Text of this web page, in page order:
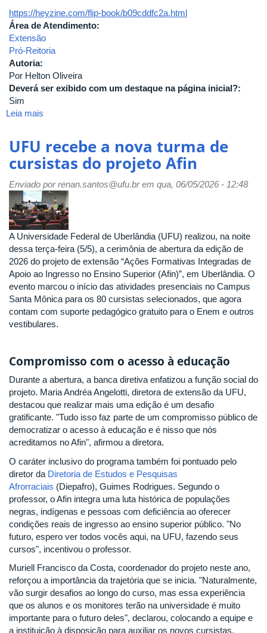
https://heyzine.com/flip-book/b09cddfc2a.html
Área de Atendimento:
Extensão
Pró-Reitoria
Autoria:
Por Helton Oliveira
Deverá ser exibido com um destaque na página inicial?:
Sim
Leia mais
de
Extensão
Cultura
lança
a
segunda
edição
do
Boletim
Conexões
UFU recebe a nova turma de
cursistas do projeto Afin
Enviado porrenan.santos@ufu.brem qua, 06/05/2026 - 12:48
A Universidade Federal de Uberlândia (UFU) realizou, na noite
dessa terça-feira (5/5), a cerimônia de abertura da edição de
2026 do projeto de extensão “Ações Formativas Integradas de
Apoio ao Ingresso no Ensino Superior (Afin)”, em Uberlândia. O
evento marcou o início das atividades presenciais no Campus
Santa Mônica para os 80 cursistas selecionados, que agora
contam com suporte pedagógico gratuito para o Enem e outros
vestibulares.
Compromisso com o acesso à educação
Durante a abertura, a banca diretiva enfatizou a função social do
projeto. Maria Andréa Angelotti, diretora de extensão da UFU,
destacou que realizar mais uma edição é um desafio
gratificante. "Tudo isso faz parte de um compromisso público de
democratizar o acesso à educação e é nisso que nós
acreditamos no Afin", afirmou a diretora.
O caráter inclusivo do programa também foi pontuado pelo
diretor da Diretoria de Estudos e Pesquisas
Afrorraciais (Diepafro), Guimes Rodrigues. Segundo o
professor, o Afin integra uma luta histórica de populações
negras, indígenas e pessoas com deficiência ao oferecer
condições reais de ingresso ao ensino superior público. "No
futuro, espero ver todos vocês aqui, na UFU, fazendo seus
cursos", incentivou o professor.
Muriell Francisco da Costa, coordenador do projeto neste ano,
reforçou a importância da trajetória que se inicia. "Naturalmente,
vão surgir desafios ao longo do curso, mas essa experiência
que os alunos e os monitores terão na universidade é muito
importante para o futuro deles", declarou, colocando a equipe e
a instituição à disposição para auxiliar os novos cursistas.